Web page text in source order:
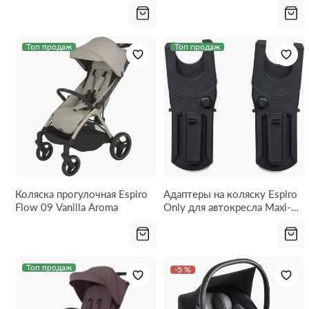
Топ продаж
Коляска прогулочная Espiro
Flow 09 Vanilla Aroma
Топ продаж
Адаптеры на коляску Espiro
Only для автокресла Maxi-
Топ продаж -5 %